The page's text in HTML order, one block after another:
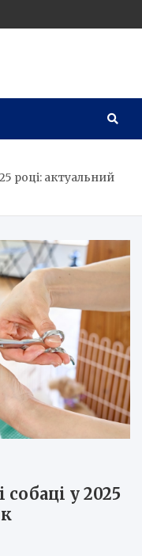
році: актуальний
у 2025